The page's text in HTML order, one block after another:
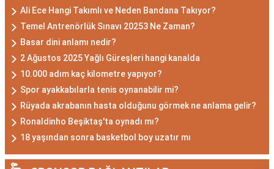
Ali Ece Hangi Takımlı ve Neden Bandana Takıyor?
Temel Antrenörlük Sınavı 20253 Ne Zaman?
Basar dini anlamı nedir?
2 Ağustos 2025 Yağlı Güreşleri hangi kanalda
10.000 adım kaç kilometre yapıyor?
Spor ayakkabılarla tenis oynanabilir mi?
Rüyada akrabanın hasta olduğunu görmek ne anlama gelir?
Ronaldinho Beşiktaş'ta oynadı mı?
18 yaşından sonra basketbol boy uzatır mı